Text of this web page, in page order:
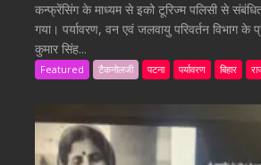
कन्फ्रेंसिंग के माध्यम से इको टूरिज्म पलिसी से
गया। पर्यावरण, वन एवं जलवायु परिवर्तन विभाग के
कुमार सिंह...
Featured टैकनोलजी पटना पर्यावरण बिहार